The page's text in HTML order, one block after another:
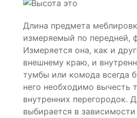
Длина предмета
измеряемый по передней,
Измеряется она, как и
внешнему краю, и
тумбы или комода всегда
него необходимо вычесть
внутренних перегородок.
выбирается в